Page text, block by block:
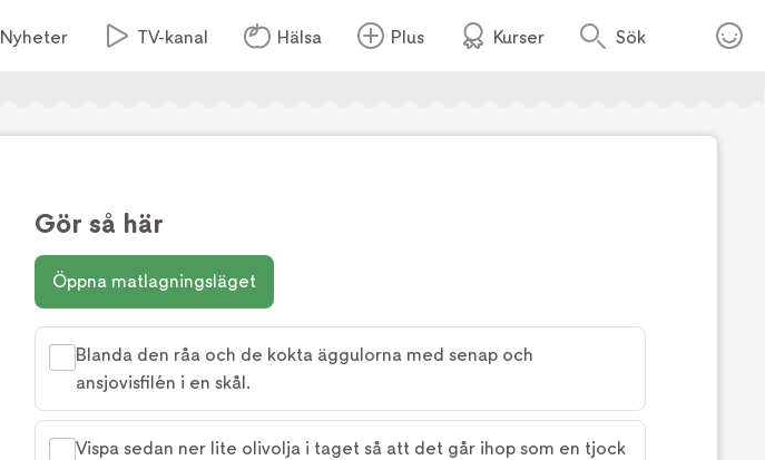
Nyheter TV-kanal Hälsa Plus Kurser Sök
Gör så här
Öppna matlagningsläget
Blanda den råa och de kokta äggulorna med senap och
ansjovisfilén i en skål.
Vispa sedan ner lite olivolja i taget så att det går ihop som en tjock